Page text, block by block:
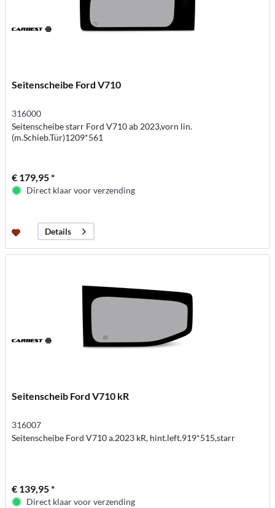
Seitenscheibe Ford V710
316000
Seitenscheibe starr Ford V710 ab 2023,vorn lin.
(m.Schieb.Tür)1209*561
€ 179,95 *
Direct klaar voor verzending
Details
Seitenscheib Ford V710 kR
316007
Seitenscheibe Ford V710 a.2023 kR, hint.left.919*515,starr
€ 139,95 *
Direct klaar voor verzending